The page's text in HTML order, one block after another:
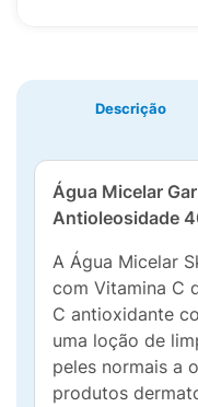
Descrição
Água Micelar
Antioleosidade
A Água Micelar
com Vitamina C
C antioxidante
uma loção de
peles normais a
produtos